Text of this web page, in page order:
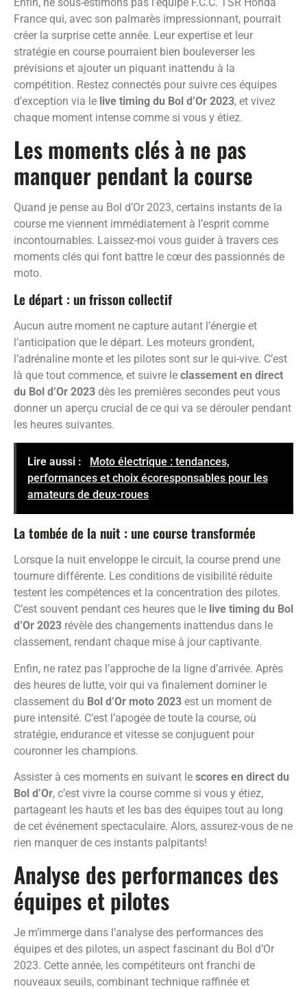
France qui, avec son palmarès impressionnant, pourrait
créer la surprise cette année. Leur expertise et leur
stratégie en course pourraient bien bouleverser les
prévisions et ajouter un piquant inattendu à la
compétition. Restez connectés pour suivre ces équipes
d’exception via le live timing du Bol d’Or 2023, et vivez
chaque moment intense comme si vous y étiez.
Les moments clés à ne pas
manquer pendant la course
Quand je pense au Bol d’Or 2023, certains instants de la
course me viennent immédiatement à l’esprit comme
incontournables. Laissez-moi vous guider à travers ces
moments clés qui font battre le cœur des passionnés de
moto.
Le départ : un frisson collectif
Aucun autre moment ne capture autant l’énergie et
l’anticipation que le départ. Les moteurs grondent,
l’adrénaline monte et les pilotes sont sur le qui-vive. C’est
là que tout commence, et suivre le classement en direct
du Bol d’Or 2023 dès les premières secondes peut vous
donner un aperçu crucial de ce qui va se dérouler pendant
les heures suivantes.
Lire aussi :
Moto électrique : tendances,
performances et choix écoresponsables pour les
amateurs de deux-roues
La tombée de la nuit : une course transformée
Lorsque la nuit enveloppe le circuit, la course prend une
tournure différente. Les conditions de visibilité réduite
testent les compétences et la concentration des pilotes.
C’est souvent pendant ces heures que le live timing du Bol
d’Or 2023 révèle des changements inattendus dans le
classement, rendant chaque mise à jour captivante.
Enfin, ne ratez pas l’approche de la ligne d’arrivée. Après
des heures de lutte, voir qui va finalement dominer le
classement du Bol d’Or moto 2023 est un moment de
pure intensité. C’est l’apogée de toute la course, où
stratégie, endurance et vitesse se conjuguent pour
couronner les champions.
Assister à ces moments en suivant le scores en direct du
Bol d’Or, c’est vivre la course comme si vous y étiez,
partageant les hauts et les bas des équipes tout au long
de cet événement spectaculaire. Alors, assurez-vous de ne
rien manquer de ces instants palpitants!
Analyse des performances des
équipes et pilotes
Je m’immerge dans l’analyse des performances des
équipes et des pilotes, un aspect fascinant du Bol d’Or
2023. Cette année, les compétiteurs ont franchi de
nouveaux seuils, combinant technique raffinée et